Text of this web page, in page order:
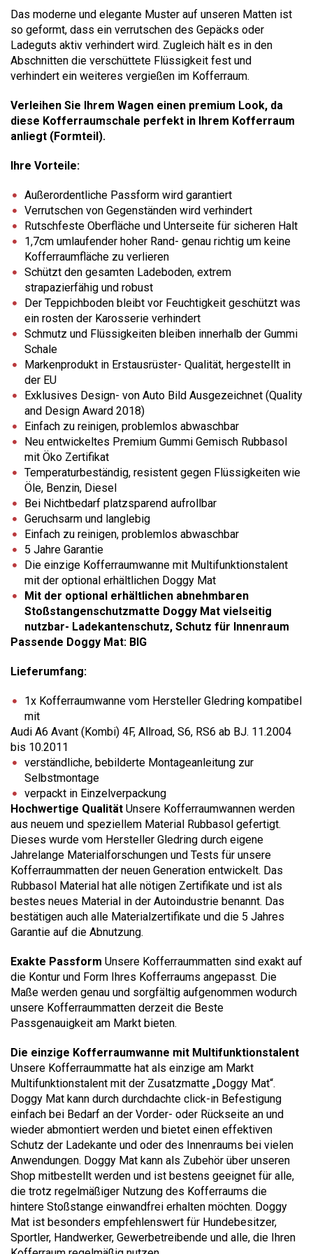
Das moderne und elegante Muster auf unseren Matten ist
so geformt, dass ein verrutschen des Gepäcks oder
Ladeguts aktiv verhindert wird. Zugleich hält es in den
Abschnitten die verschüttete Flüssigkeit fest und
verhindert ein weiteres vergießen im Kofferraum.
Verleihen Sie Ihrem Wagen einen premium Look, da
diese Kofferraumschale perfekt in Ihrem Kofferraum
anliegt (Formteil).
Ihre Vorteile:
Außerordentliche Passform wird garantiert
Verrutschen von Gegenständen wird verhindert
Rutschfeste Oberfläche und Unterseite für sicheren Halt
1,7cm umlaufender hoher Rand- genau richtig um keine
Kofferraumfläche zu verlieren
Schützt den gesamten Ladeboden, extrem
strapazierfähig und robust
Der Teppichboden bleibt vor Feuchtigkeit geschützt was
ein rosten der Karosserie verhindert
Schmutz und Flüssigkeiten bleiben innerhalb der Gummi
Schale
Markenprodukt in Erstausrüster- Qualität, hergestellt in
der EU
Exklusives Design- von Auto Bild Ausgezeichnet (Quality
and Design Award 2018)
Einfach zu reinigen, problemlos abwaschbar
Neu entwickeltes Premium Gummi Gemisch Rubbasol
mit Öko Zertifikat
Temperaturbeständig, resistent gegen Flüssigkeiten wie
Öle, Benzin, Diesel
Bei Nichtbedarf platzsparend aufrollbar
Geruchsarm und langlebig
Einfach zu reinigen, problemlos abwaschbar
5 Jahre Garantie
Die einzige Kofferraumwanne mit Multifunktionstalent
mit der optional erhältlichen Doggy Mat
Mit der optional erhältlichen abnehmbaren
Stoßstangenschutzmatte Doggy Mat vielseitig
nutzbar- Ladekantenschutz, Schutz für Innenraum
Passende Doggy Mat: BIG
Lieferumfang:
1x Kofferraumwanne vom Hersteller Gledring kompatibel
mit
Audi A6 Avant (Kombi) 4F, Allroad, S6, RS6 ab BJ. 11.2004
bis 10.2011
verständliche, bebilderte Montageanleitung zur
Selbstmontage
verpackt in Einzelverpackung
Hochwertige Qualität Unsere Kofferraumwannen werden
aus neuem und speziellem Material Rubbasol gefertigt.
Dieses wurde vom Hersteller Gledring durch eigene
Jahrelange Materialforschungen und Tests für unsere
Kofferraummatten der neuen Generation entwickelt. Das
Rubbasol Material hat alle nötigen Zertifikate und ist als
bestes neues Material in der Autoindustrie benannt. Das
bestätigen auch alle Materialzertifikate und die 5 Jahres
Garantie auf die Abnutzung.
Exakte Passform Unsere Kofferraummatten sind exakt auf
die Kontur und Form Ihres Kofferraums angepasst. Die
Maße werden genau und sorgfältig aufgenommen wodurch
unsere Kofferraummatten derzeit die Beste
Passgenauigkeit am Markt bieten.
Die einzige Kofferraumwanne mit Multifunktionstalent
Unsere Kofferraummatte hat als einzige am Markt
Multifunktionstalent mit der Zusatzmatte „Doggy Mat“.
Doggy Mat kann durch durchdachte click-in Befestigung
einfach bei Bedarf an der Vorder- oder Rückseite an und
wieder abmontiert werden und bietet einen effektiven
Schutz der Ladekante und oder des Innenraums bei vielen
Anwendungen. Doggy Mat kann als Zubehör über unseren
Shop mitbestellt werden und ist bestens geeignet für alle,
die trotz regelmäßiger Nutzung des Kofferraums die
hintere Stoßstange einwandfrei erhalten möchten. Doggy
Mat ist besonders empfehlenswert für Hundebesitzer,
Sportler, Handwerker, Gewerbetreibende und alle, die Ihren